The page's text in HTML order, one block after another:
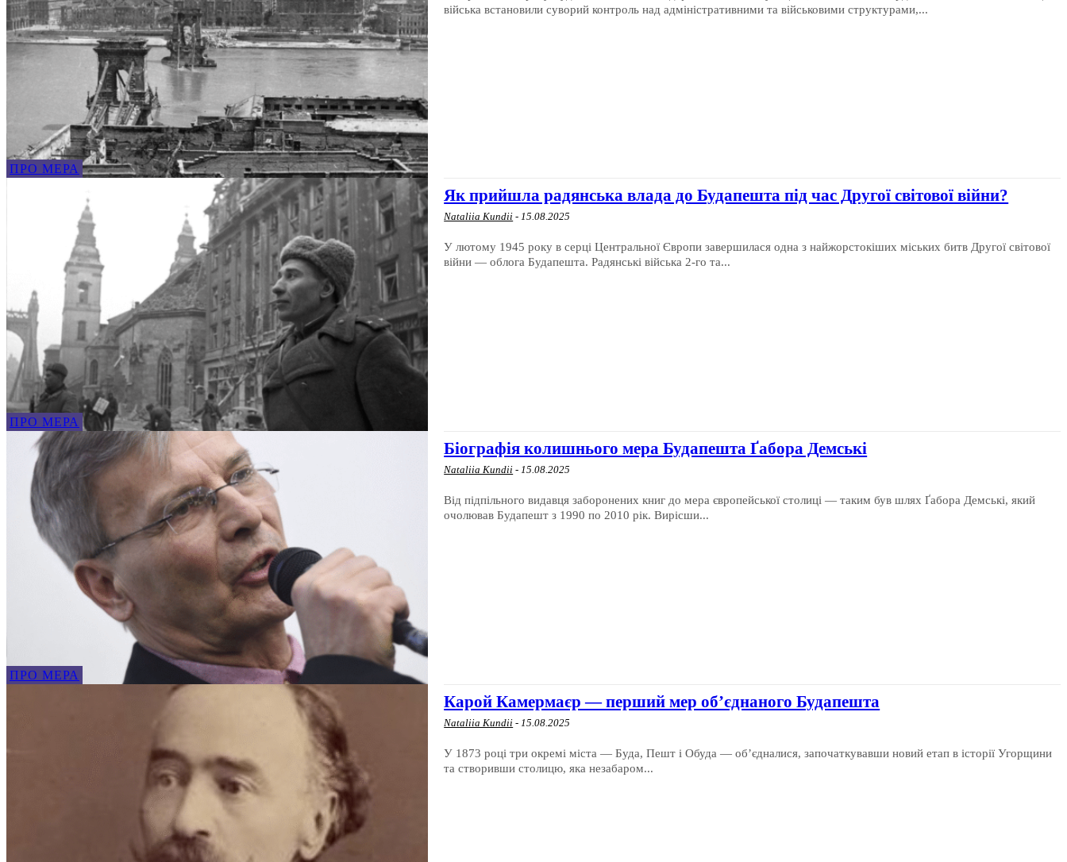
ПРО МЕРА
війська встановили суворий контроль над адміністративними та військовими структурами,...
ПРО МЕРА
Як прийшла радянська влада до Будапешта під час Другої світової війни?
Nataliia Kundii - 15.08.2025
У лютому 1945 року в серці Центральної Європи завершилася одна з найжорстокіших міських битв Другої світової
війни — облога Будапешта. Радянські війська 2-го та...
ПРО МЕРА
Біографія колишнього мера Будапешта Ґабора Демські
Nataliia Kundii - 15.08.2025
Від підпільного видавця заборонених книг до мера європейської столиці — таким був шлях Ґабора Демські, який
очолював Будапешт з 1990 по 2010 рік. Вирісши...
Карой Камермаєр — перший мер об’єднаного Будапешта
Nataliia Kundii - 15.08.2025
У 1873 році три окремі міста — Буда, Пешт і Обуда — об’єдналися, започаткувавши новий етап в історії Угорщини
та створивши столицю, яка незабаром...